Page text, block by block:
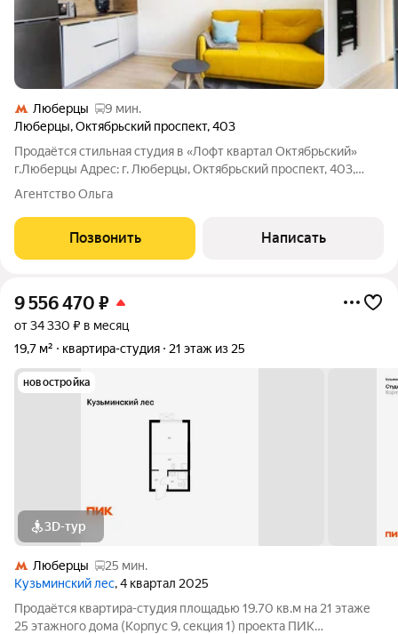
Люберцы
9 мин.
Люберцы,Октябрьский проспект,403
Продаётся стильная студия в «Лофт квартал Октябрьский»
г.Люберцы Адрес: г. Люберцы, Октябрьский проспект, 403,
«Октябрьский лофт квартал». Лот: 3035. Площадь: 19,6м. Этаж:
студию? Это
Агентство Ольга
Позвонить Написать
9 556 470 ₽
от 34 330 ₽ в месяц
19,7 м²
квартира-студия 21 этаж из 25
новостройка
3D-тур
Люберцы
25 мин.
Кузьминский лес, 4 квартал 2025
Продаётся квартира-студия площадью 19.70 кв.м на 21 этаже
25 этажного дома (Корпус 9, секция 1) проекта ПИК